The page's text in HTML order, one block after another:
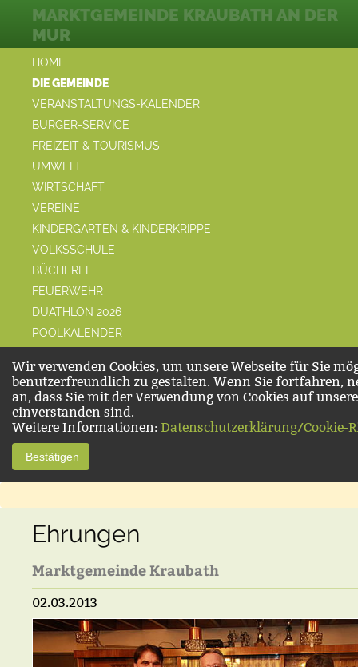
HOME
DIE GEMEINDE
VERANSTALTUNGS-KALENDER
BÜRGER-SERVICE
FREIZEIT & TOURISMUS
UMWELT
WIRTSCHAFT
VEREINE
KINDERGARTEN & KINDERKRIPPE
VOLKSSCHULE
BÜCHEREI
FEUERWEHR
DUATHLON 2026
POOLKALENDER
MARKTGEMEINDE KRAUBATH AN DER
MUR
Wir verwenden Cookies, um unsere Webseite für Sie
benutzerfreundlich zu gestalten. Wenn Sie fortfahren,
an, dass Sie mit der Verwendung von Cookies auf
einverstanden sind.
Weitere Informationen: Datenschutzerklärung/Cookie-
Bestätigen
Ehrungen
Marktgemeinde Kraubath
02.03.2013